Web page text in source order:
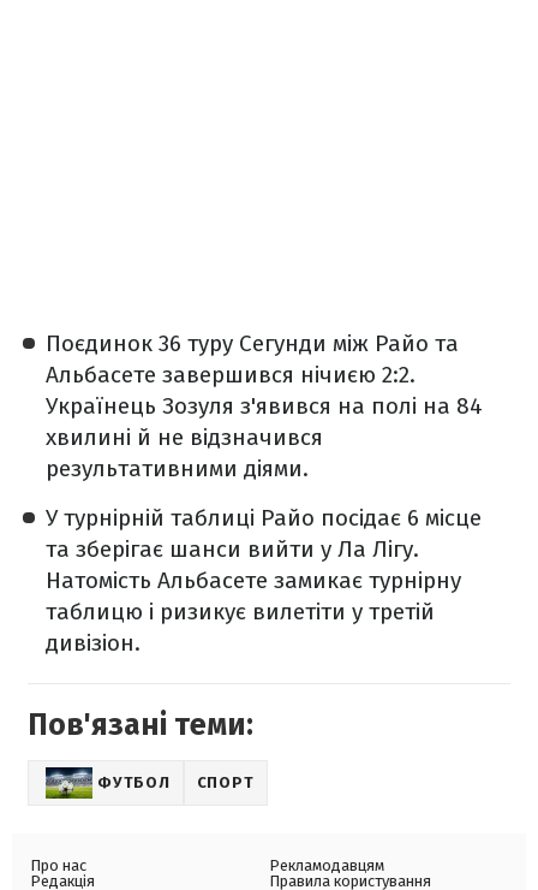
Поєдинок 36 туру Сегунди між Райо та
Альбасете завершився нічиєю 2:2.
Українець Зозуля з'явився на полі на 84
хвилині й не відзначився
результативними діями.
У турнірній таблиці Райо посідає 6 місце
та зберігає шанси вийти у Ла Лігу.
Натомість Альбасете замикає турнірну
таблицю і ризикує вилетіти у третій
дивізіон.
Пов'язані теми:
ФУТБОЛ СПОРТ
Про нас
Редакція
Рекламодавцям
Правила користування